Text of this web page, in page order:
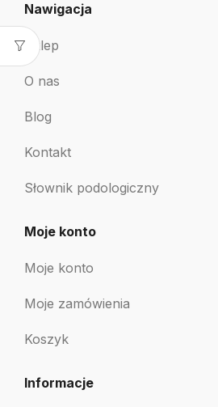
Nawigacja
Sklep
O nas
Blog
Kontakt
Słownik podologiczny
Moje konto
Moje konto
Moje zamówienia
Koszyk
Informacje